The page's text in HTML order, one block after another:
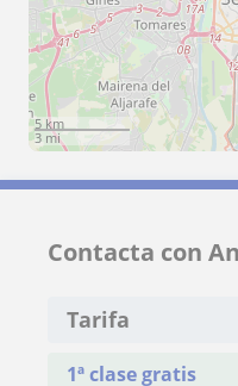
5 km
3 mi
Contacta con
Tarifa
1ª clase gratis